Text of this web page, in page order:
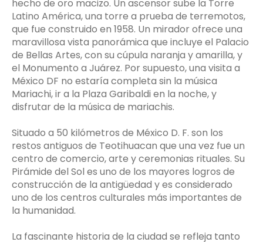
hecho de oro macizo. Un ascensor sube la Torre
Latino América, una torre a prueba de terremotos,
que fue construido en 1958. Un mirador ofrece una
maravillosa vista panorámica que incluye el Palacio
de Bellas Artes, con su cúpula naranja y amarilla, y
el Monumento a Juárez. Por supuesto, una visita a
México DF no estaría completa sin la música
Mariachi, ir a la Plaza Garibaldi en la noche, y
disfrutar de la música de mariachis.
Situado a 50 kilómetros de México D. F. son los
restos antiguos de Teotihuacan que una vez fue un
centro de comercio, arte y ceremonias rituales. Su
Pirámide del Sol es uno de los mayores logros de
construcción de la antigüedad y es considerado
uno de los centros culturales más importantes de
la humanidad.
La fascinante historia de la ciudad se refleja tanto